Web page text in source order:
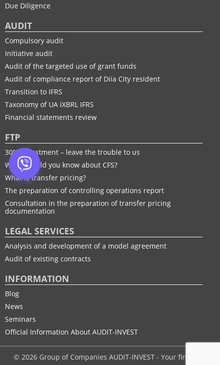
Due Diligence
AUDIT
Compulsory audit
Initiative audit
Audit of the targeted use of grant funds
Audit of compliance report of Diia City resident
Transition to IFRS
Taxonomy of UA іXBRL IFRS
Financial statements review
FTP
30% adjustment – leave the trouble to us
What should you know about CFS?
What is transfer pricing?
The preparation of controlling operations report
Consultation in the preparation of transfer pricing
documentation
LEGAL SERVICES
Analysis and development of a model agreement
Audit of existing contracts
INFORMATION
Blog
News
Seminars
Official Information About AUDIT-INVEST
© 2026 Group of Companies AUDIT-INVEST - Your financial